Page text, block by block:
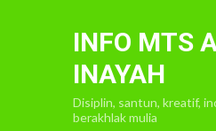
INFO MTS
INAYAH
Disiplin, santun, kreatif,
berakhlak mulia